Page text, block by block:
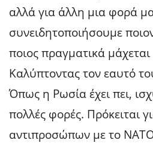
αλλά για άλλη μια φορά
συνειδητοποιήσουμε
ποιος πραγματικά μάχεται
Καλύπτοντας τον εαυτό
Όπως η Ρωσία έχει πει,
πολλές φορές. Πρόκειται
αντιπροσώπων με το